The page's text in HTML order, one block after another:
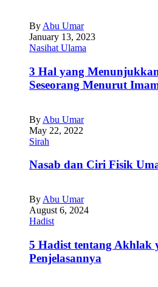
By Abu Umar
January 13, 2023
Nasihat Ulama
3 Hal yang
Seseorang Menurut
By Abu Umar
May 22, 2022
Sirah
Nasab dan Ciri Fisik
By Abu Umar
August 6, 2024
Hadist
5 Hadist tentang Akhlak
Penjelasannya